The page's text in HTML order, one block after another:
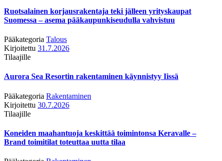
Ruotsalainen korjausrakentaja teki jälleen yrityskaupat
Suomessa – asema pääkaupunkiseudulla vahvistuu
Pääkategoria Talous
Kirjoitettu 31.7.2026
Tilaajille
Aurora Sea Resortin rakentaminen käynnistyy Iissä
Pääkategoria Rakentaminen
Kirjoitettu 30.7.2026
Tilaajille
Koneiden maahantuoja keskittää toimintonsa Keravalle –
Brand toimitilat toteuttaa uutta tilaa